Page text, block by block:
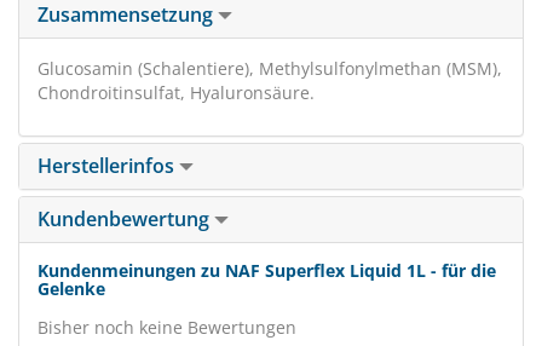
Zusammensetzung
Glucosamin (Schalentiere), Methylsulfonylmethan (MSM),
Chondroitinsulfat, Hyaluronsäure.
Herstellerinfos
Kundenbewertung
Kundenmeinungen zu NAF Superflex Liquid 1L - für die
Gelenke
Bisher noch keine Bewertungen